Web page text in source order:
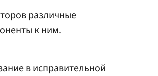
различные
к ним.
в исправительной